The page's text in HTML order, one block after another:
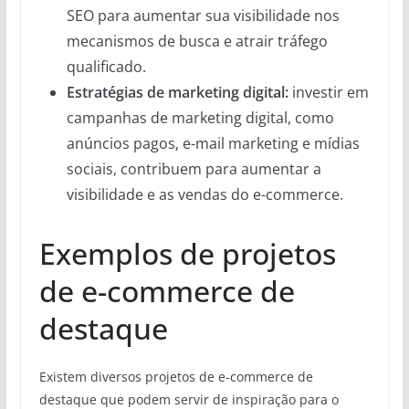
SEO para aumentar sua visibilidade nos
mecanismos de busca e atrair tráfego
qualificado.
Estratégias de marketing digital:investir em
campanhas de marketing digital, como
anúncios pagos, e-mail marketing e mídias
sociais, contribuem para aumentar a
visibilidade e as vendas do e-commerce.
Exemplos de projetos
de e-commerce de
destaque
Existem diversos projetos de e-commerce de
destaque que podem servir de inspiração para o